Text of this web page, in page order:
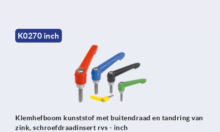
K0270 inch
Klemhefboom kunststof met buitendraad en tandring van
zink, schroefdraadinsert rvs - inch